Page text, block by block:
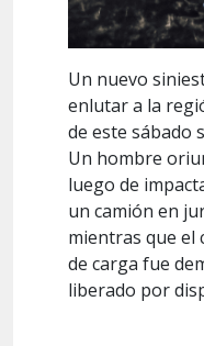
Un nuevo
enlutar a la
de este sábado
Un hombre
luego de
un camión en
mientras que
de carga fue
liberado por